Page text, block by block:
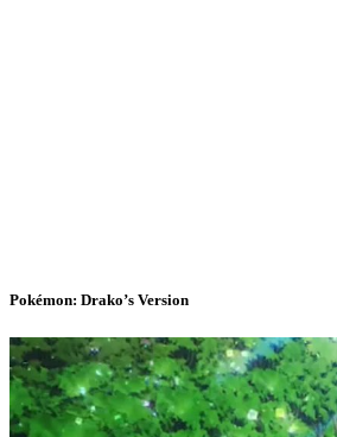
Pokémon: Drako’s Version